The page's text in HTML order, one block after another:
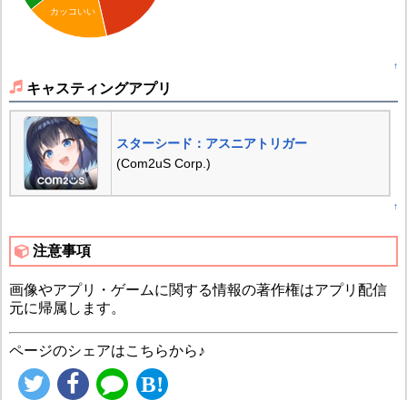
カッコいい
↑
キャスティングアプリ
スターシード：アスニアトリガー
(Com2uS Corp.)
↑
注意事項
画像やアプリ・ゲームに関する情報の著作権はアプリ配信
元に帰属します。
ページのシェアはこちらから♪